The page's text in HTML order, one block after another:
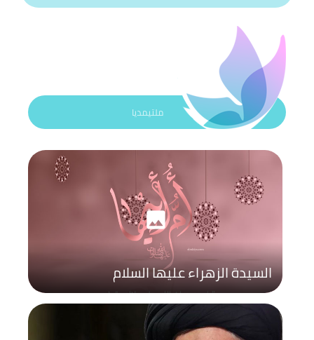
ملتيمديا
photo
السيدة الزهراء عليها السلام